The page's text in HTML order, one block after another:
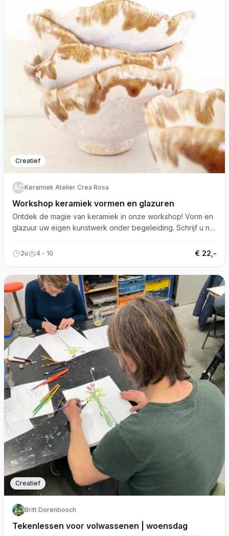
Creatief
KACRKeramiek Atelier Crea Rosa
Workshop keramiek vormen en glazuren
Ontdek de magie van keramiek in onze workshop! Vorm en
glazuur uw eigen kunstwerk onder begeleiding. Schrijf u nu
2u 4 - 10 € 22,-
Creatief
Britt Dorenbosch
Tekenlessen voor volwassenen | woensdag